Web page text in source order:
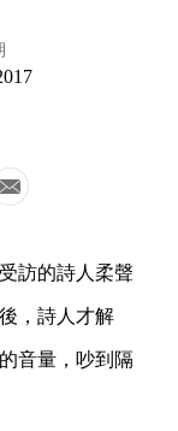
訪的詩人柔聲
，詩人才解
音量，吵到隔